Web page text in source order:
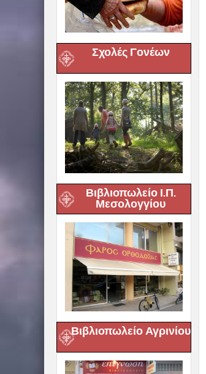
Σχολές Γονέων
Βιβλιοπωλείο Ι.Π.
Μεσολογγίου
Βιβλιοπωλείο Αγρινίου